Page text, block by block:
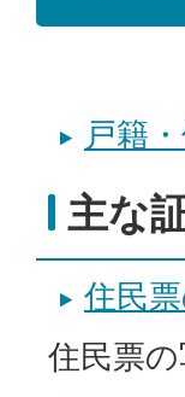
戸籍
主な
住民
住民票